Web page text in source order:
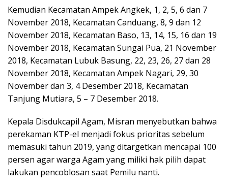
Kemudian Kecamatan Ampek Angkek, 1, 2, 5, 6 dan 7
November 2018, Kecamatan Canduang, 8, 9 dan 12
November 2018, Kecamatan Baso, 13, 14, 15, 16 dan 19
November 2018, Kecamatan Sungai Pua, 21 November
2018, Kecamatan Lubuk Basung, 22, 23, 26, 27 dan 28
November 2018, Kecamatan Ampek Nagari, 29, 30
November dan 3, 4 Desember 2018, Kecamatan
Tanjung Mutiara, 5 – 7 Desember 2018.
Kepala Disdukcapil Agam, Misran menyebutkan bahwa
perekaman KTP-el menjadi fokus prioritas sebelum
memasuki tahun 2019, yang ditargetkan mencapai 100
persen agar warga Agam yang miliki hak pilih dapat
lakukan pencoblosan saat Pemilu nanti.